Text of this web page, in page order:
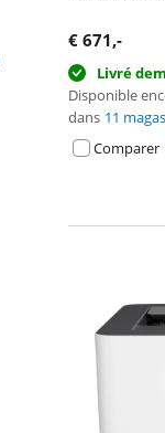
€ 671,-
Livré
Disponible
dans 11
Comparer